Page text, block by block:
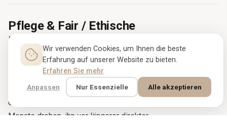
Pflege & Fair / Ethische
Handgefertigte Teppiche
Bei richtiger Pflege hält ein handgeknüpfter persischer
Teppich Generationen — die meisten antiken Stücke in
dieser Kollektion sind bereits 60 bis 120 Jahre alt. Sanft
ohne Bürstenaufsatz absaugen, den Teppich alle sechs
Monate drehen, ihn vor längerer direkter
Wir verwenden Cookies, um Ihnen die beste
Erfahrung auf unserer Website zu bieten.
Erfahren Sie mehr
Anpassen Nur Essenzielle Alle akzeptieren